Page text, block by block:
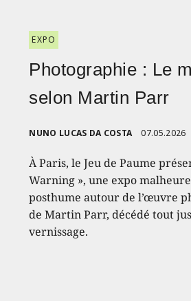
EXPO
Photographie : Le
selon Martin Parr
NUNO LUCAS DA COSTA 07.05.2026
À Paris, le Jeu de Paume
Warning », une expo
posthume autour de l’œuvre
de Martin Parr, décédé tout
vernissage.